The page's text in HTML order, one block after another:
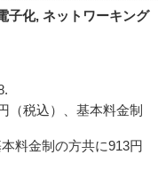
子化, ネットワーキング
（税込）、基本料金制
料金制の方共に913円